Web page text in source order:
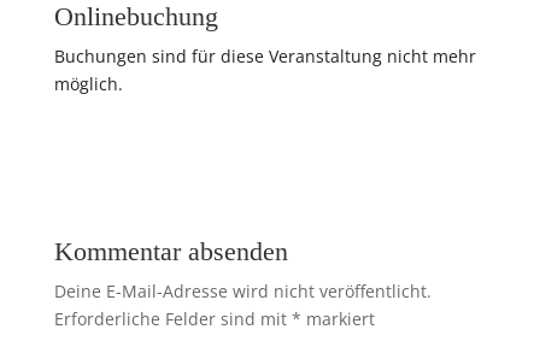
Onlinebuchung
Buchungen sind für diese Veranstaltung nicht mehr
möglich.
Kommentar absenden
Deine E-Mail-Adresse wird nicht veröffentlicht.
Erforderliche Felder sind mit * markiert